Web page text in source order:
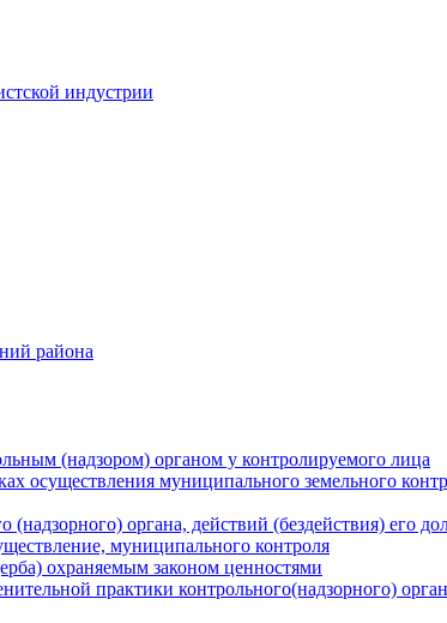
индустрии
района
(надзором) органом у контролируемого лица
осуществления муниципального земельного
органа, действий (бездействия) его
муниципального контроля
охраняемым законом ценностями
практики контрольного(надзорного)